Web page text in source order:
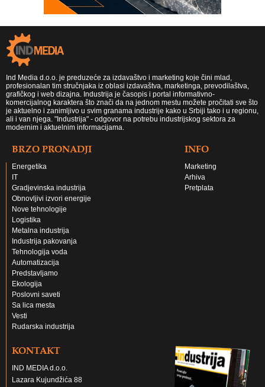
Ind Media d.o.o. je preduzeće za izdavaštvo i marketing koje čini mlad,
profesionalan tim stručnjaka iz oblasi izdavaštva, marketinga, prevodilaštva,
grafičkog i web dizajna. Industrija je časopis i portal informativno-
komercijalnog karaktera što znači da na jednom mestu možete pročitati sve što
je aktuelno i zanimljivo u svim granama industrije kako u Srbiji tako i u regionu,
ali i van njega. "Industrija" - odgovor na potrebu industrijskog sektora za
modernim i aktuelnim informacijama.
BRZO PRONADJI
Energetika
IT
Gradjevinska industrija
Obnovljivi izvori energije
Nove tehnologije
Logistika
Metalna industrija
Industrija pakovanja
Tehnologija voda
Automatizacija
Predstavljamo
Ekologija
Poslovni saveti
Sa lica mesta
Vesti
Rudarska industrija
INFO
Marketing
Arhiva
Pretplata
KONTAKT
IND MEDIA d.o.o.
Lazara Kujundžića 88